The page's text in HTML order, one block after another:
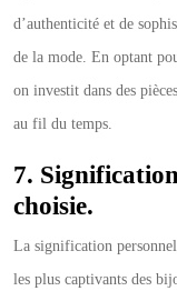
d’authenticité et de
de la mode. En optant
on investit dans des
au fil du temps.
7.
choisie.
La signification
les plus captivants des